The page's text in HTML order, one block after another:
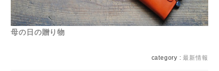
母の日の贈り物
category :最新情報